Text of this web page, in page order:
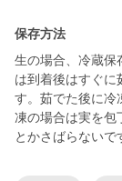
保存方法
生の場合、冷蔵保
は到着後はすぐに
す。茹でた後に冷
凍の場合は実を包
とかさばらないで